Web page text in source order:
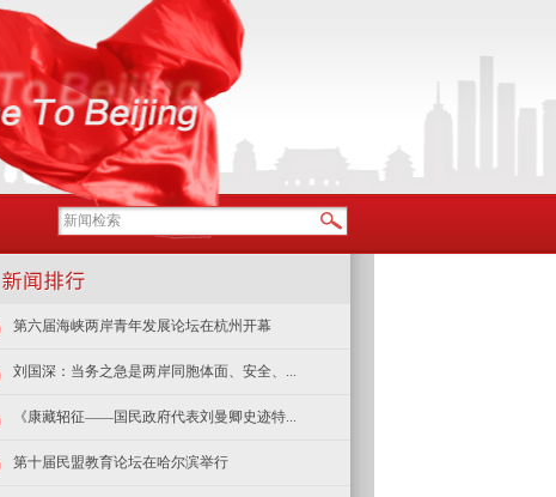
第六届海峡两岸青年发展论坛在杭州开幕
刘国深：当务之急是两岸同胞体面、安全、...
《康藏轺征——国民政府代表刘曼卿史迹特...
第十届民盟教育论坛在哈尔滨举行